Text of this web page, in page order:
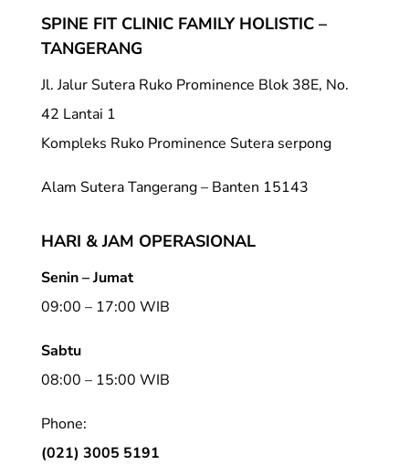
SPINE FIT CLINIC FAMILY HOLISTIC –
TANGERANG
Jl. Jalur Sutera Ruko Prominence Blok 38E, No.
42 Lantai 1
Kompleks Ruko Prominence Sutera serpong
Alam Sutera Tangerang – Banten 15143
HARI & JAM OPERASIONAL
Senin – Jumat
09:00 – 17:00 WIB
Sabtu
08:00 – 15:00 WIB
Phone:
(021) 3005 5191